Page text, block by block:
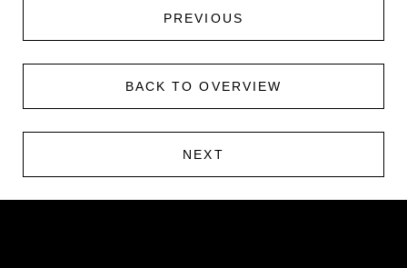
PREVIOUS
BACK TO OVERVIEW
NEXT